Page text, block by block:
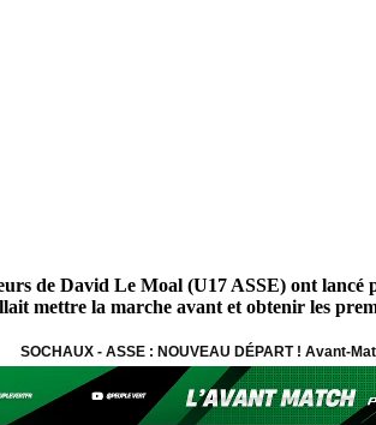
de David Le Moal (U17 ASSE) ont
mettre la marche avant et obtenir les